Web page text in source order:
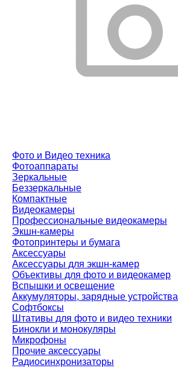
Фото и Видео техника
Фотоаппараты
Зеркальные
Беззеркальные
Компактные
Видеокамеры
Профессиональные видеокамеры
Экшн-камеры
Фотопринтеры и бумага
Аксессуары
Аксессуары для экшн-камер
Объективы для фото и видеокамер
Вспышки и освещение
Аккумуляторы, зарядные устройства
Софтбоксы
Штативы для фото и видео техники
Бинокли и монокуляры
Микрофоны
Прочие аксессуары
Радиосинхронизаторы